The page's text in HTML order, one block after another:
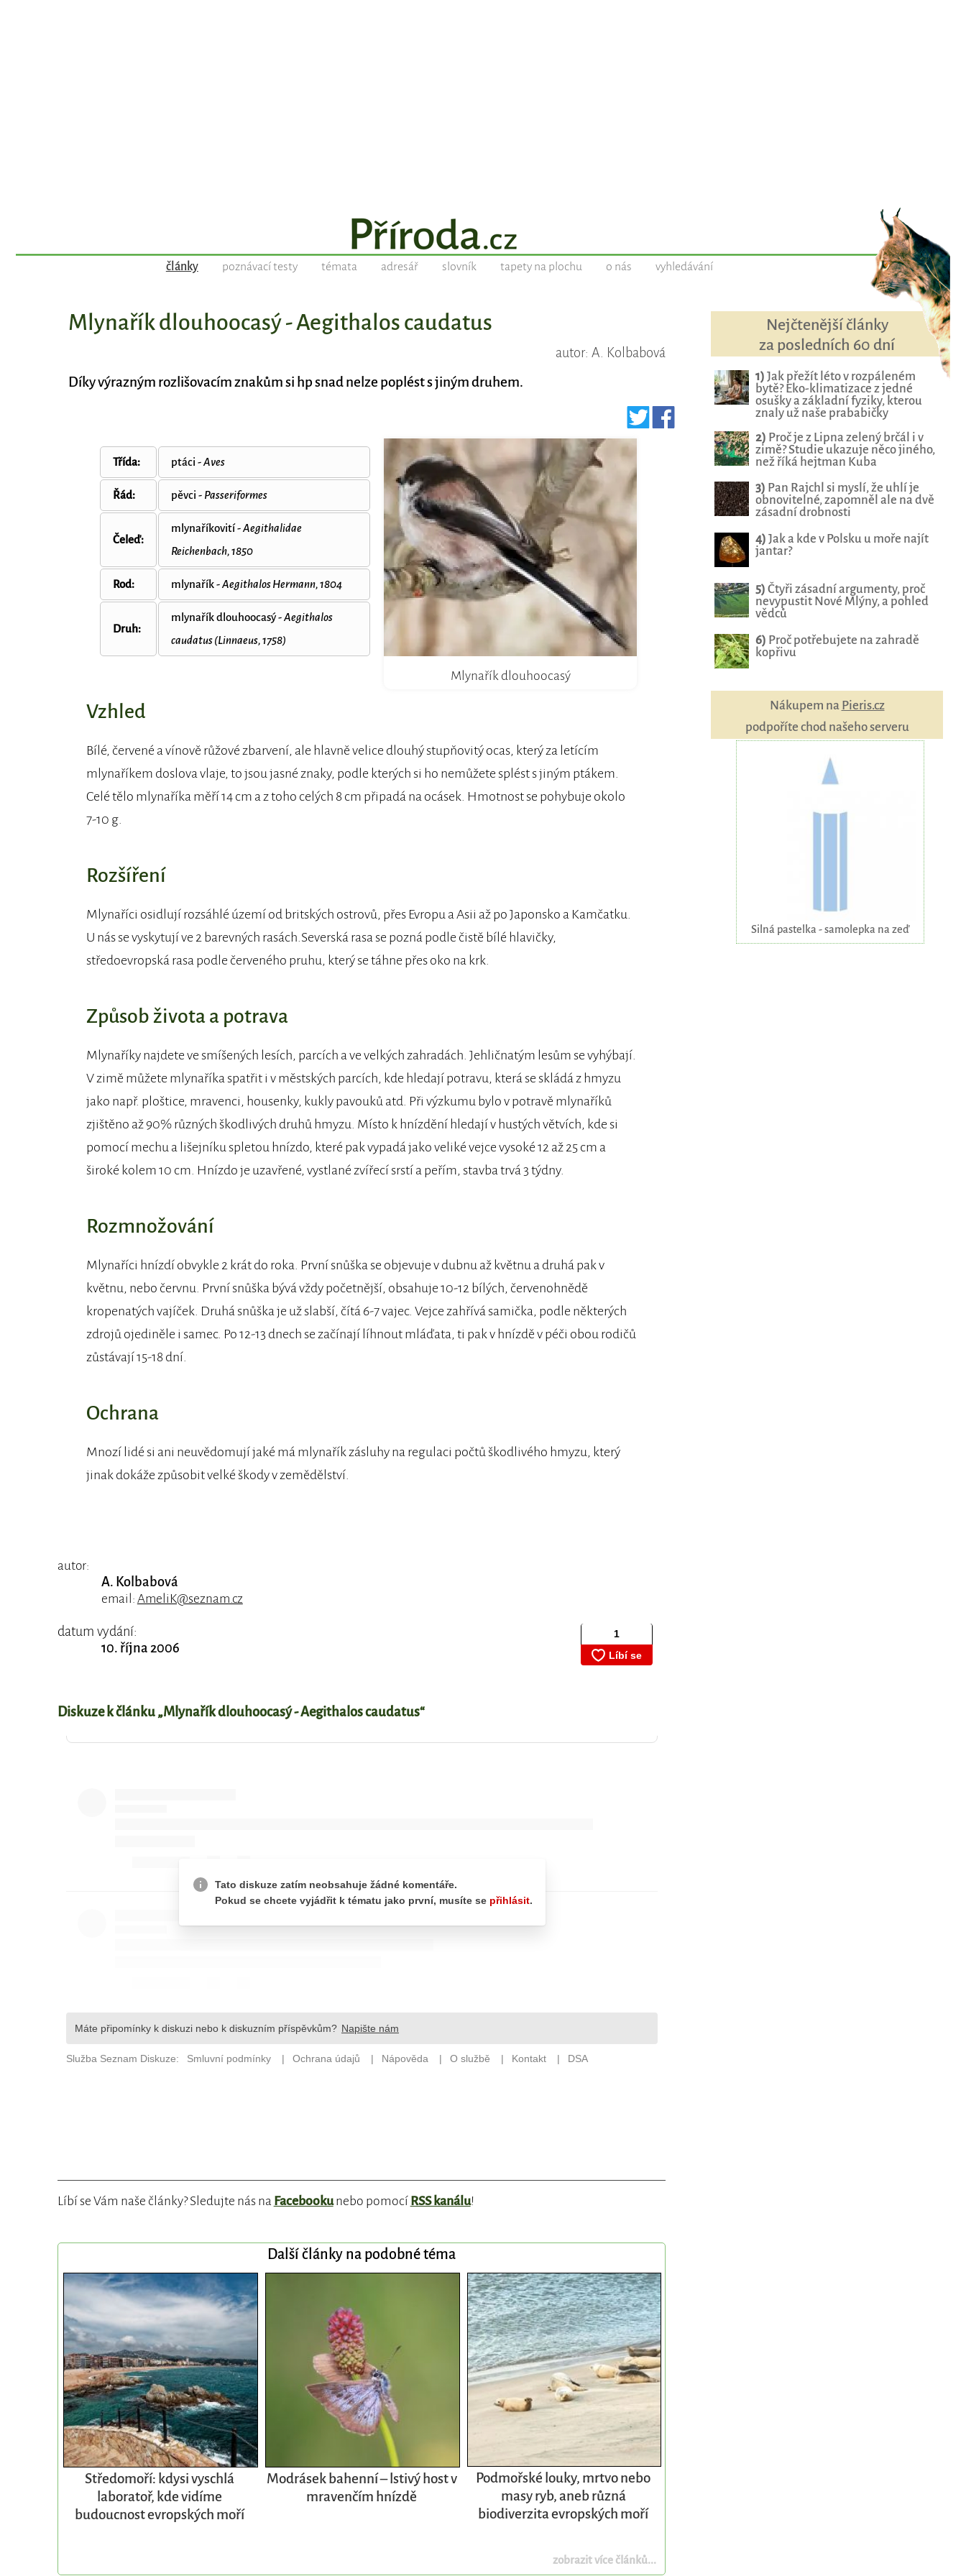
články poznávací testy témata adresář slovník tapety na plochu o nás vyhledávání
Mlynařík dlouhoocasý - Aegithalos caudatus
autor: A. Kolbabová
Díky výrazným rozlišovacím znakům si hp snad nelze poplést s jiným druhem.
Mlynařík dlouhoocasý
Třída: ptáci -Aves
Řád: pěvci - Passeriformes
Čeleď:
mlynaříkovití -Aegithalidae
Reichenbach, 1850
Rod: mlynařík -Aegithalos Hermann, 1804
Druh:
mlynařík dlouhoocasý -Aegithalos
caudatus (Linnaeus, 1758)
Vzhled
Bílé, červené a vínově růžové zbarvení, ale hlavně velice dlouhý stupňovitý ocas, který za letícím
mlynaříkem doslova vlaje, to jsou jasné znaky, podle kterých si ho nemůžete splést s jiným ptákem.
Celé tělo mlynaříka měří 14 cm a z toho celých 8 cm připadá na ocásek. Hmotnost se pohybuje okolo
7-10 g.
Rozšíření
Mlynaříci osidlují rozsáhlé území od britských ostrovů, přes Evropu a Asii až po Japonsko a Kamčatku.
U nás se vyskytují ve 2 barevných rasách.Severská rasa se pozná podle čistě bílé hlavičky,
středoevropská rasa podle červeného pruhu, který se táhne přes oko na krk.
Způsob života a potrava
Mlynaříky najdete ve smíšených lesích, parcích a ve velkých zahradách. Jehličnatým lesům se vyhýbají.
V zimě můžete mlynaříka spatřit i v městských parcích, kde hledají potravu, která se skládá z hmyzu
jako např. ploštice, mravenci, housenky, kukly pavouků atd. Při výzkumu bylo v potravě mlynaříků
zjištěno až 90% různých škodlivých druhů hmyzu. Místo k hnízdění hledají v hustých větvích, kde si
pomocí mechu a lišejníku spletou hnízdo, které pak vypadá jako veliké vejce vysoké 12 až 25 cm a
široké kolem 10 cm. Hnízdo je uzavřené, vystlané zvířecí srstí a peřím, stavba trvá 3 týdny.
Rozmnožování
Mlynaříci hnízdí obvykle 2 krát do roka. První snůška se objevuje v dubnu až květnu a druhá pak v
květnu, nebo červnu. První snůška bývá vždy početnější, obsahuje 10-12 bílých, červenohnědě
kropenatých vajíček. Druhá snůška je už slabší, čítá 6-7 vajec. Vejce zahřívá samička, podle některých
zdrojů ojediněle i samec. Po 12-13 dnech se začínají líhnout mláďata, ti pak v hnízdě v péči obou rodičů
zůstávají 15-18 dní.
Ochrana
Mnozí lidé si ani neuvědomují jaké má mlynařík zásluhy na regulaci počtů škodlivého hmyzu, který
jinak dokáže způsobit velké škody v zemědělství.
autor:
A. Kolbabová
email: AmeliK@seznam.cz
datum vydání:
10. října 2006
Diskuze k článku „Mlynařík dlouhoocasý - Aegithalos caudatus“
Líbí se Vám naše články? Sledujte nás na Facebookunebo pomocí RSS kanálu!
Další články na podobné téma
Středomoří: kdysi vyschlá
laboratoř, kde vidíme
budoucnost evropských moří
Modrásek bahenní – lstivý host v
mravenčím hnízdě
Podmořské louky, mrtvo nebo
masy ryb, aneb různá
biodiverzita evropských moří
zobrazit více článků...
Nejčtenější články
za posledních 60 dní
1) Jak přežít léto v rozpáleném
bytě? Eko-klimatizace z jedné
osušky a základní fyziky, kterou
znaly už naše prababičky
2) Proč je z Lipna zelený brčál i v
zimě? Studie ukazuje něco jiného,
než říká hejtman Kuba
3) Pan Rajchl si myslí, že uhlí je
obnovitelné, zapomněl ale na dvě
zásadní drobnosti
4) Jak a kde v Polsku u moře najít
jantar?
5) Čtyři zásadní argumenty, proč
nevypustit Nové Mlýny, a pohled
vědců
6) Proč potřebujete na zahradě
kopřivu
Nákupem na Pieris.cz
podpoříte chod našeho serveru
Silná pastelka - samolepka na zeď